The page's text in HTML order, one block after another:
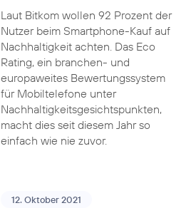
Laut Bitkom wollen 92 Prozent der
Nutzer beim Smartphone-Kauf auf
Nachhaltigkeit achten. Das Eco
Rating, ein branchen- und
europaweites Bewertungssystem
für Mobiltelefone unter
Nachhaltigkeitsgesichtspunkten,
macht dies seit diesem Jahr so
einfach wie nie zuvor.
12. Oktober 2021